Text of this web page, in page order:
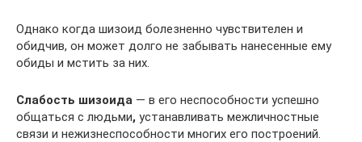
Однако когда шизоид болезненно чувствителен и
обидчив, он может долго не забывать нанесенные ему
обиды и мстить за них.
Слабость шизоида — в его неспособности успешно
общаться с людьми, устанавливать межличностные
связи и нежизнеспособности многих его построений.